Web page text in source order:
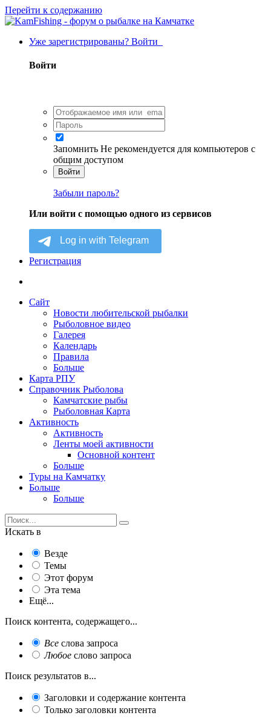
Перейти к содержанию
Уже зарегистрированы? Войти
Войти
Запомнить Не рекомендуется для компьютеров с
общим доступом
Войти
Забыли пароль?
Или войти с помощью одного из сервисов
Регистрация
Сайт
Новости любительской рыбалки
Рыболовное видео
Галерея
Календарь
Правила
Больше
Карта РПУ
Справочник Рыболова
Камчатские рыбы
Рыболовная Карта
Активность
Активность
Ленты моей активности
Основной контент
Больше
Туры на Камчатку
Больше
Больше
Искать в
Везде
Темы
Этот форум
Эта тема
Ещё...
Поиск контента, содержащего...
Все слова запроса
Любое слово запроса
Поиск результатов в...
Заголовки и содержание контента
Только заголовки контента